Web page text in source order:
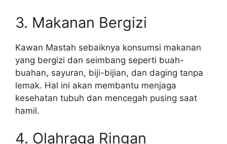
3. Makanan Bergizi
Kawan Mastah sebaiknya konsumsi makanan
yang bergizi dan seimbang seperti buah-
buahan, sayuran, biji-bijian, dan daging tanpa
lemak. Hal ini akan membantu menjaga
kesehatan tubuh dan mencegah pusing saat
hamil.
4. Olahraga Ringan